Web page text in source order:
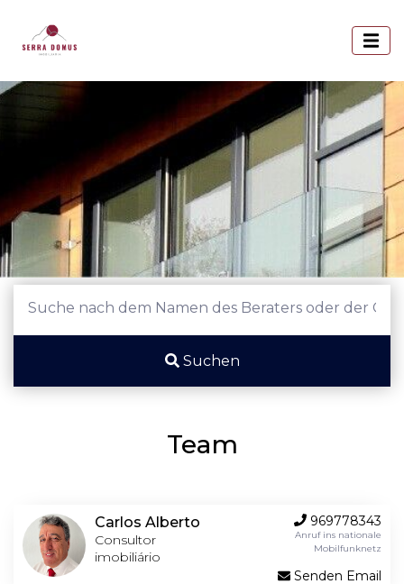
Suchen
Team
Carlos Alberto
Consultor
imobiliário
969778343
Anruf ins nationale
Mobilfunknetz
Senden Email